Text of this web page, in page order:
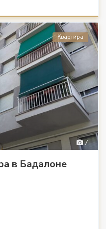
7
Квартира
в Бадалоне